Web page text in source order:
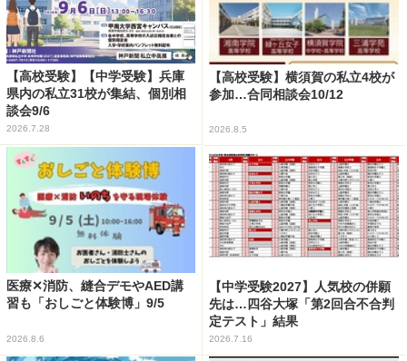
【高校受験】【中学受験】兵庫
県内の私立31校が集結、個別相
談会9/6
2026.7.28
【高校受験】横須賀の私立4校が
参加…合同相談会10/12
2026.8.5
医療✕消防、縫合デモやAED講
習も「おしごと体験博」9/5
2026.8.6
【中学受験2027】人気校の併願
先は…四谷大塚「第2回合不合判
定テスト」結果
2026.7.16